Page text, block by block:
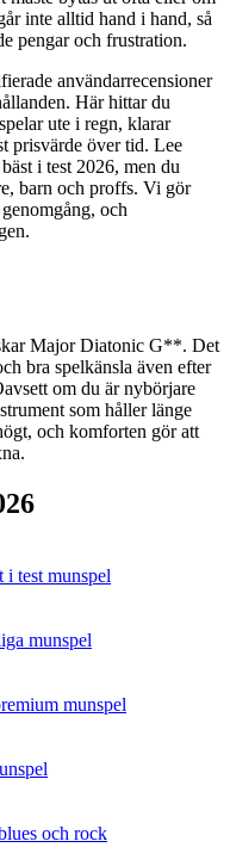
inte alltid hand i hand, så
pengar och frustration.
användarrecensioner
Här hittar du
ute i regn, klarar
prisvärde över tid. Lee
i test 2026, men du
barn och proffs. Vi gör
och
Major Diatonic G**. Det
bra spelkänsla även efter
om du är nybörjare
som håller länge
och komforten gör att
i test munspel
munspel
munspel
och rock